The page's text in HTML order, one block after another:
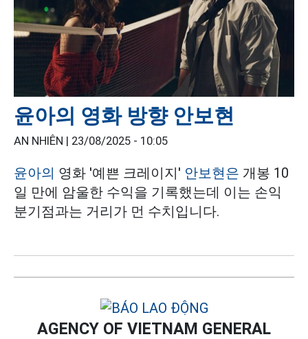
윤아의 영화 방향 안보현
AN NHIÊN | 23/08/2025 - 10:05
윤아의 영화 '예쁜 크레이지' 안보현은 개봉 10
일 만에 암울한 수익을 기록했는데 이는 손익
분기점과는 거리가 먼 수치입니다.
AGENCY OF VIETNAM GENERAL